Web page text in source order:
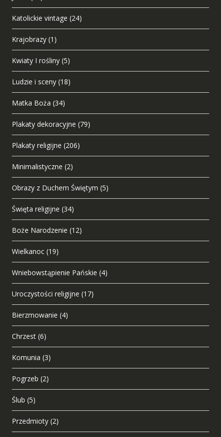
Katolickie vintage (24)
Krajobrazy (1)
Kwiaty I rośliny (5)
Ludzie i sceny (18)
Matka Boża (34)
Plakaty dekoracyjne (79)
Plakaty religijne (206)
Minimalistyczne (2)
Obrazy z Duchem Świętym (5)
Święta religijne (34)
Boże Narodzenie (12)
Wielkanoc (19)
Wniebowstąpienie Pańskie (4)
Uroczystości religijne (17)
Bierzmowanie (4)
Chrzest (6)
Komunia (3)
Pogrzeb (2)
Ślub (5)
Przedmioty (2)